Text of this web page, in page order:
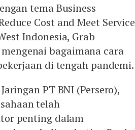
tema Business
Cost and Meet Service
Indonesia, Grab
bagaimana cara
di tengah pandemi.
PT BNI (Persero),
telah
penting dalam